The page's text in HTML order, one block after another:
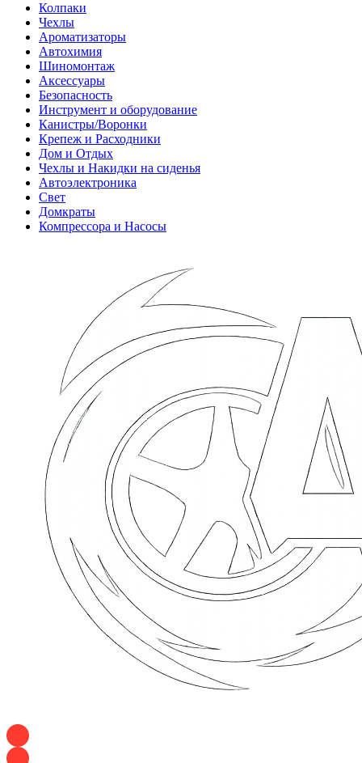
Колпаки
Чехлы
Ароматизаторы
Автохимия
Шиномонтаж
Аксессуары
Безопасность
Инструмент и оборудование
Канистры/Воронки
Крепеж и Расходники
Дом и Отдых
Чехлы и Накидки на сиденья
Автоэлектроника
Свет
Домкраты
Компрессора и Насосы